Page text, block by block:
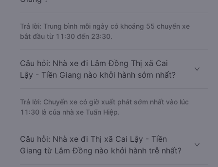
Trả lời: Trung bình mỗi ngày có khoảng 55 chuyến xe
bắt đầu từ 11:30 đến 23:30.
Câu hỏi: Nhà xe đi Lâm Đồng Thị xã Cai
Lậy - Tiền Giang nào khởi hành sớm nhất?
Trả lời: Chuyến xe có giờ xuất phát sớm nhất vào lúc
11:30 là của nhà xe Tuấn Hiệp.
Câu hỏi: Nhà xe đi Thị xã Cai Lậy - Tiền
Giang từ Lâm Đồng nào khởi hành trễ nhất?